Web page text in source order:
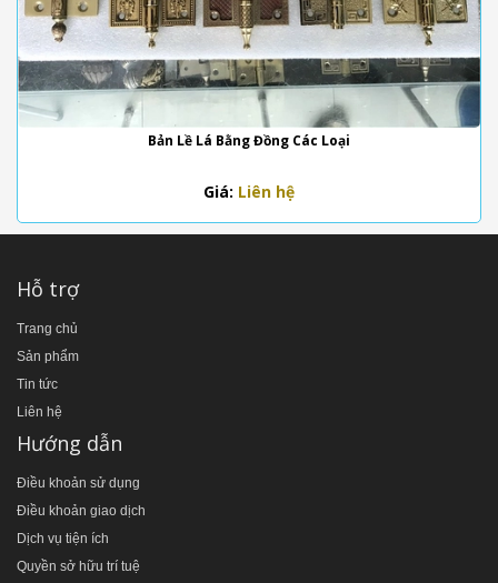
Bản Lề Lá Bằng Đồng Các Loại
Giá: Liên hệ
Hỗ trợ
Trang chủ
Sản phẩm
Tin tức
Liên hệ
Hướng dẫn
Điều khoản sử dụng
Điều khoản giao dịch
Dịch vụ tiện ích
Quyền sở hữu trí tuệ